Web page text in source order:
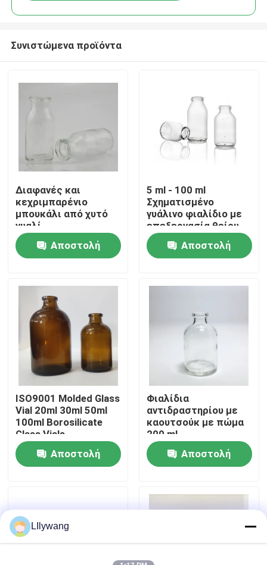
Σπίτι
Προϊόντα
Σχετικά με εμάς
Επισκεψή εργοστασίου
Έλεγχος ποιότητας
Επικοινωνήστε μαζί μας
Ειδήσεις
Βοροπυριτικό Γυάλινο Φιαλίδιο
σωληνοειδή φιαλίδια γυαλιού
Συνιστώμενα προϊόντα
Διαφανές και
κεχριμπαρένιο
μπουκάλι από χυτό
γυαλί
Αποστολή
5 ml - 100 ml
Σχηματισμένο
γυάλινο φιαλίδιο με
επεξεργασία θείου
Αποστολή
ISO9001 Molded Glass
Vial 20ml 30ml 50ml
100ml Borosilicate
Glass Vials
Αποστολή
Φιαλίδια
αντιδραστηρίου με
καουτσούκ με πώμα
200 ml
Αποστολή
LIlywang